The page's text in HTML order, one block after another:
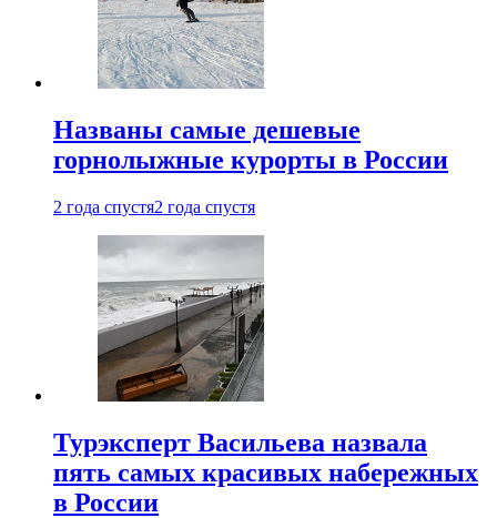
Названы самые дешевые
горнолыжные курорты в России
2 года спустя2 года спустя
Турэксперт Васильева назвала
пять самых красивых набережных
в России